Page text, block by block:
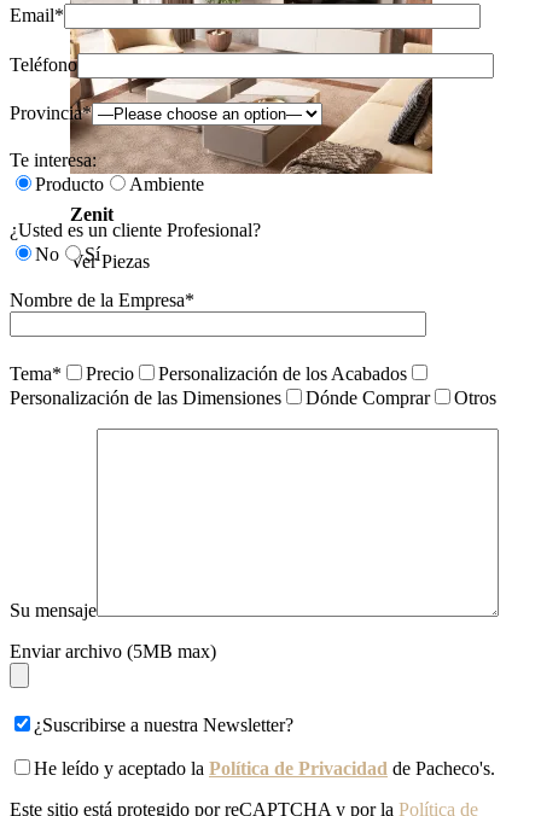
Zenit
Ver Piezas
Email*
Teléfono
Provincia*
Te interesa:
Producto
Ambiente
¿Usted es un cliente Profesional?
No
Sí
Nombre de la Empresa*
Tema* Precio
Personalización de los Acabados
Personalización de las Dimensiones
Dónde Comprar Otros
Su mensaje
Enviar archivo (5MB max)
¿Suscribirse a nuestra Newsletter?
He leído y aceptado la Política de Privacidad de Pacheco's.
Este sitio está protegido por reCAPTCHA y por la Política de